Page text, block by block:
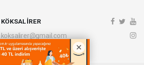
KÖKSAL İRER
koksalirer@gmail.com